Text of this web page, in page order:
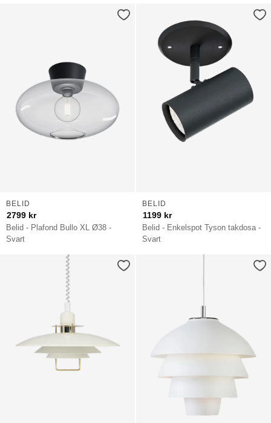
Belid - Plafond Bullo XL Ø38 -
Svart
BELID
2799 kr
Belid - Enkelspot Tyson takdosa -
Svart
BELID
1199 kr